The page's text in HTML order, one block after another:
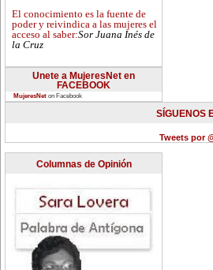
El conocimiento es la fuente de
poder y reivindica a las mujeres el
acceso al saber:Sor Juana Inés de
la Cruz
Unete a MujeresNet en
FACEBOOK
MujeresNet on Facebook
SÍGUENOS
Tweets por
Columnas de Opinión